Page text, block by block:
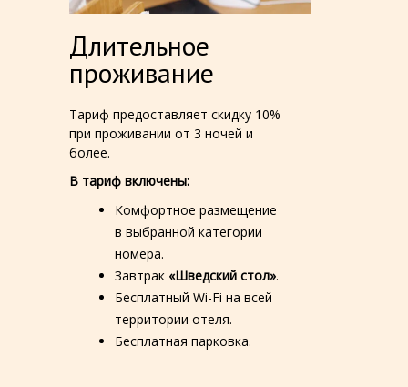
Длительное
проживание
Тариф предоставляет скидку 10%
при проживании от 3 ночей и
более.
В тариф включены:
Комфортное размещение
в выбранной категории
номера.
Завтрак «Шведский стол».
Бесплатный Wi-Fi на всей
территории отеля.
Бесплатная парковка.